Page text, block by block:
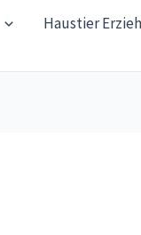
Haustier